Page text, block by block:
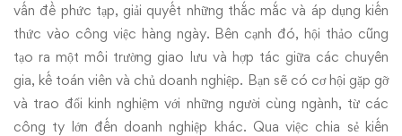
vấn đề phức tạp, giải quyết những thắc mắc và áp dụng kiến
thức vào công việc hàng ngày. Bên cạnh đó, hội thảo cũng
tạo ra một môi trường giao lưu và hợp tác giữa các chuyên
gia, kế toán viên và chủ doanh nghiệp. Bạn sẽ có cơ hội gặp gỡ
và trao đổi kinh nghiệm với những người cùng ngành, từ các
công ty lớn đến doanh nghiệp khác. Qua việc chia sẻ kiến